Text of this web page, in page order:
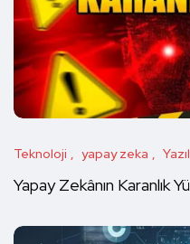
Teknoloji yapay zeka
Yapay Zekânın Karanlık